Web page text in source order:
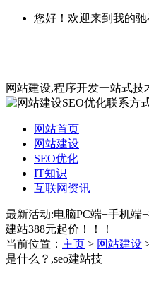
您好！欢迎来到我的驰
网站建设,程序开发一站式技
网站首页
网站建设
SEO优化
IT知识
互联网资讯
最新活动:电脑PC端+手机端
建站388元起价！！！
当前位置： 主页 > 网站建设
是什么？,seo建站技